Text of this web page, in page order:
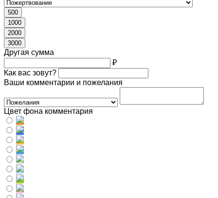
500
1000
2000
3000
Другая сумма
₽
Как вас зовут?
Ваши комментарии и пожелания
Цвет фона комментария